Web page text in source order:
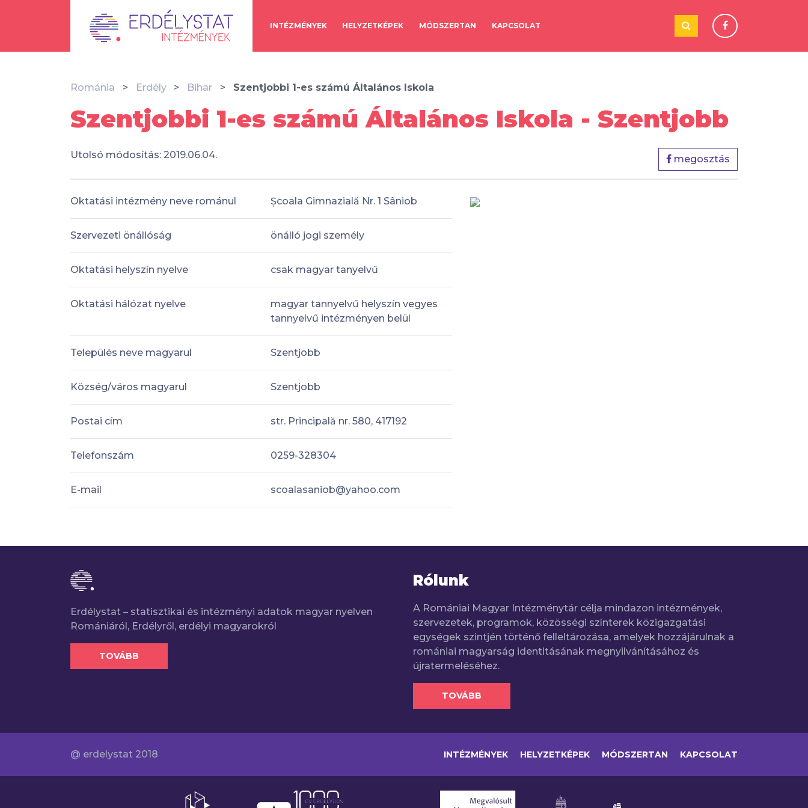
INTÉZMÉNYEK HELYZETKÉPEK MÓDSZERTAN KAPCSOLAT
Románia Erdély Bihar Szentjobbi 1-es számú Általános Iskola
Szentjobbi 1-es számú Általános Iskola - Szentjobb
Utolsó módosítás: 2019.06.04. megosztás
Oktatási intézmény neve románul Școala Gimnazială Nr. 1 Sâniob
Szervezeti önállóság önálló jogi személy
Oktatási helyszín nyelve csak magyar tanyelvű
Oktatási hálózat nyelve
magyar tannyelvű helyszín vegyes
tannyelvű intézményen belül
Település neve magyarul Szentjobb
Község/város magyarul Szentjobb
Postai cím str. Principală nr. 580, 417192
Telefonszám 0259-328304
E-mail scoalasaniob@yahoo.com
Erdélystat – statisztikai és intézményi adatok magyar nyelven
Romániáról, Erdélyről, erdélyi magyarokról
TOVÁBB
Rólunk
A Romániai Magyar Intézménytár célja mindazon intézmények,
szervezetek, programok, közösségi színterek közigazgatási
egységek szintjén történő felleltározása, amelyek hozzájárulnak a
romániai magyarság identitásának megnyilvánításához és
újratermeléséhez.
TOVÁBB
@ erdelystat 2018 INTÉZMÉNYEK HELYZETKÉPEK MÓDSZERTAN KAPCSOLAT